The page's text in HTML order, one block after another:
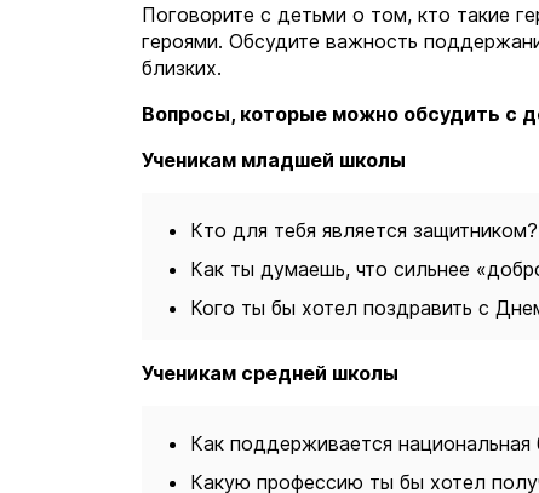
Поговорите с детьми о том, кто такие
героями. Обсудите важность
близких.
Вопросы, которые можно обсудить с
Ученикам младшей школы
Кто для тебя является защитником?
Как ты думаешь, что сильнее
Кого ты бы хотел поздравить с
Ученикам средней школы
Как поддерживается национальная
Какую профессию ты бы хотел